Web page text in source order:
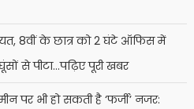
8वीं के छात्र को 2 घंटे ऑफिस में
से पीटा…पढ़िए पूरी खबर
पर भी हो सकती है ‘फर्जी’ नजर: